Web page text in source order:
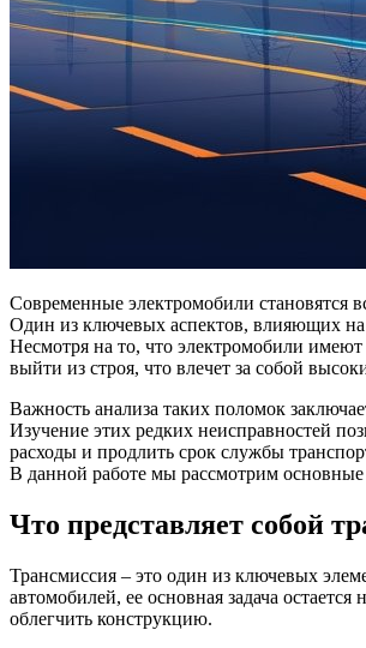
Современные электромобили становятся
Один из ключевых аспектов, влияющих на
Несмотря на то, что электромобили
выйти из строя, что влечет за собой
Важность анализа таких поломок
Изучение этих редких неисправностей
расходы и продлить срок службы
В данной работе мы рассмотрим
Что представляет собой
Трансмиссия – это один из ключевых
автомобилей, ее основная задача
облегчить конструкцию.